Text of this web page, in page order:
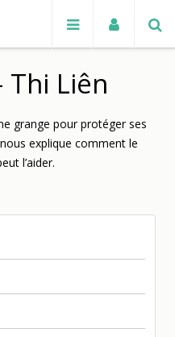
Thi Liên
grange pour protéger ses
explique comment le
l’aider.